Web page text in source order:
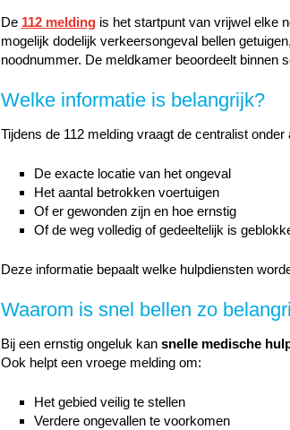
De 112 meldingis het startpunt van vrijwel elke
mogelijk dodelijk verkeersongeval bellen
noodnummer. De meldkamer beoordeelt binnen
Welke informatie is belangrijk?
Tijdens de 112 melding vraagt de centralist onder
De exacte locatie van het ongeval
Het aantal betrokken voertuigen
Of er gewonden zijn en hoe ernstig
Of de weg volledig of gedeeltelijk is
Deze informatie bepaalt welke hulpdiensten
Waarom is snel bellen zo
Bij een ernstig ongeluk kan snelle medische
Ook helpt een vroege melding om:
Het gebied veilig te stellen
Verdere ongevallen te voorkomen